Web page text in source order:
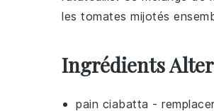
les tomates mijotés
Ingrédients
pain ciabatta -